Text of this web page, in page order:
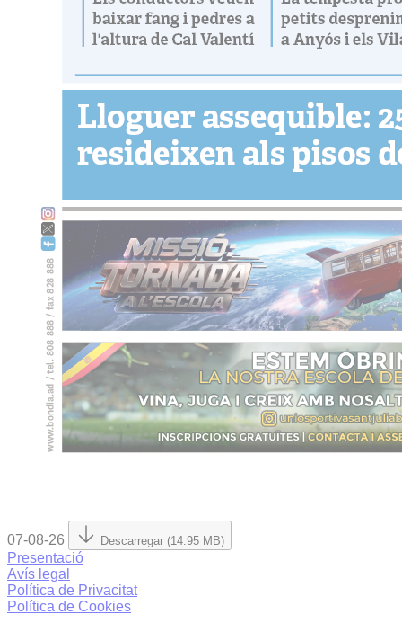
07-08-26 Descarregar (14.95 MB)
Presentació
Avís legal
Política de Privacitat
Política de Cookies